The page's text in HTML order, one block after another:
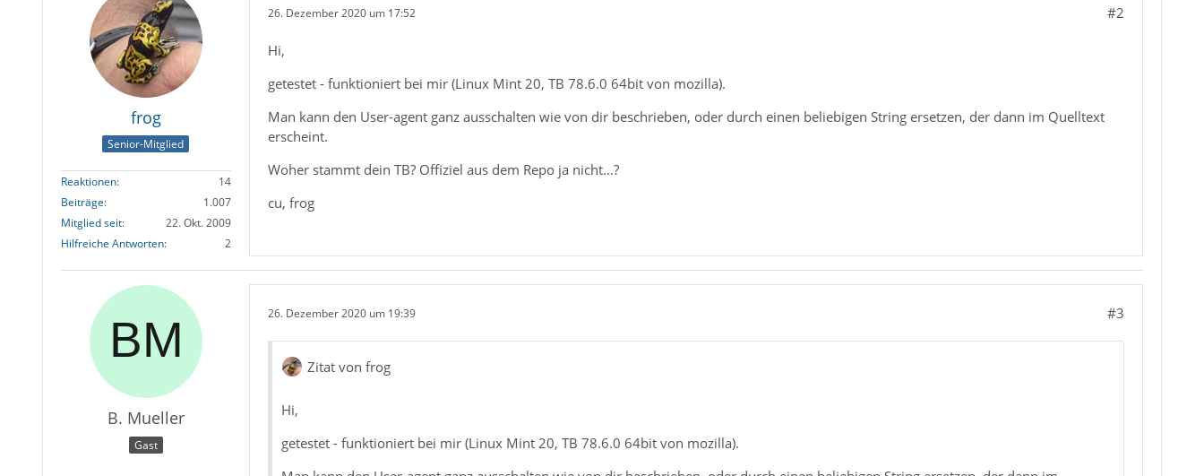
frog
Senior-Mitglied
Reaktionen
14
Beiträge
1.007
Mitglied seit
22. Okt. 2009
Hilfreiche Antworten
2
26. Dezember 2020 um 17:52 #2
Hi,
getestet - funktioniert bei mir (Linux Mint 20, TB 78.6.0 64bit von mozilla).
Man kann den User-agent ganz ausschalten wie von dir beschrieben, oder durch einen beliebigen String ersetzen, der dann im Quelltext
erscheint.
Woher stammt dein TB? Offiziel aus dem Repo ja nicht...?
cu, frog
B. Mueller
Gast
26. Dezember 2020 um 19:39 #3
Zitat von frog
Hi,
getestet - funktioniert bei mir (Linux Mint 20, TB 78.6.0 64bit von mozilla).